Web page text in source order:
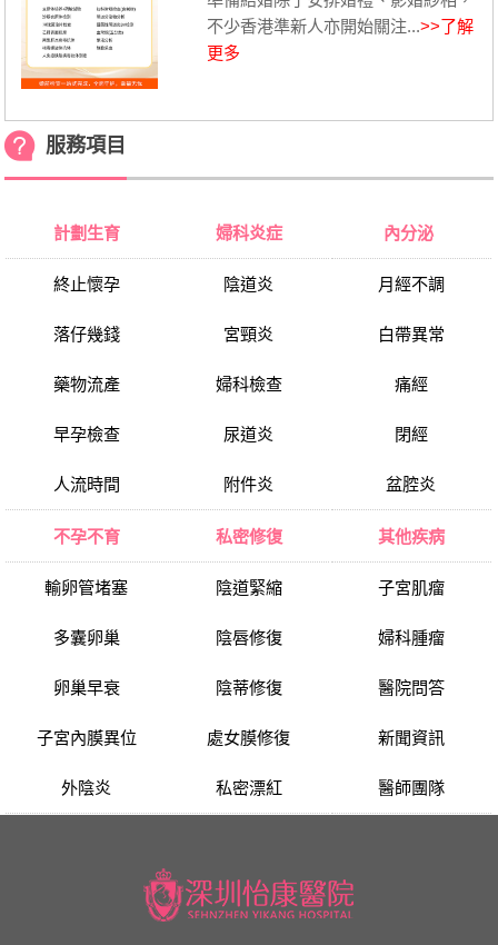
不少香港準新人亦開始關注...>>了解
更多
服務項目
計劃生育
終止懷孕
落仔幾錢
藥物流產
早孕檢查
人流時間
婦科炎症
陰道炎
宮頸炎
婦科檢查
尿道炎
附件炎
內分泌
月經不調
白帶異常
痛經
閉經
盆腔炎
不孕不育
輸卵管堵塞
多囊卵巢
卵巢早衰
子宮內膜異位
外陰炎
私密修復
陰道緊縮
陰唇修復
陰蒂修復
處女膜修復
私密漂紅
其他疾病
子宮肌瘤
婦科腫瘤
醫院問答
新聞資訊
醫師團隊